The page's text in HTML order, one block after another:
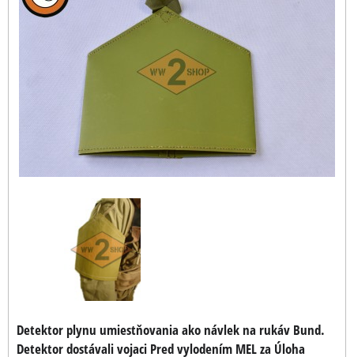
Detektor plynu umiestňovania ako návlek na rukáv Bund.
Detektor dostávali vojaci Pred vylodením MEL za Úloha